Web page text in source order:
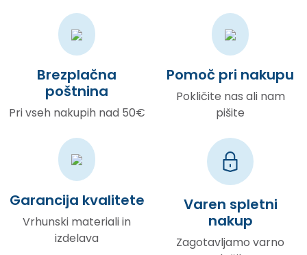
Brezplačna
poštnina
Pri vseh nakupih nad 50€
Pomoč pri nakupu
Pokličite nas ali nam
pišite
Garancija kvalitete
Vrhunski materiali in
izdelava
Varen spletni
nakup
Zagotavljamo varno